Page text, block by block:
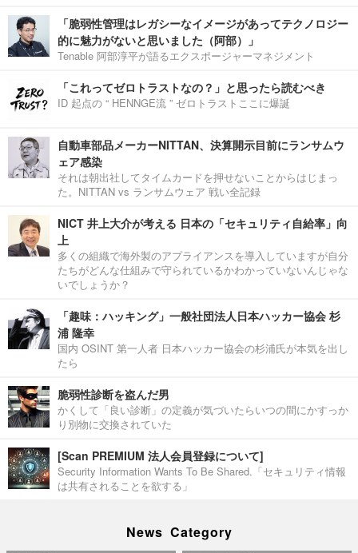
「脆弱性管理はレガシーなイメージがあってテクノロジー
的に魅力がないと思いました（阿部）」
Tenable 阿部淳平が語るエクスポージャーマネジメント
「これってゼロトラストなの？」と思ったら読むべき
ID 起点の “ HENNGE流 ” ゼロトラストここに爆誕
自動車部品メーカーNITTAN、決算開示目前にランサムウ
ェア感染
それは朝出社してタイムカードを押せないことからはじまっ
た。NITTAN vs ランサムウェア 戦い全記録
NICT 井上大介が考える 日本の「セキュリティ自給率」向
上
多くの組織で海外製のアプライアンスを導入していますが自分
たちがどんな仕組みで守られているかわかっていないんじゃな
いでしょうか？
「趣味：ハッキング」一般社団法人日本ハッカー協会 杉
浦 隆幸
国内 OSINT 第一人者 日本ハッカー協会の杉浦氏が本気を出し
たら
脆弱性診断を盗んだ男
かくして「良い診断」の定義が気づいたらいつの間にかすっか
り別物に交換されていた
[Scan PREMIUM 法人会員登録について]
Security Information Wants To Be Shared.「セキュリティ情報
は共有されることを欲する」
News Category